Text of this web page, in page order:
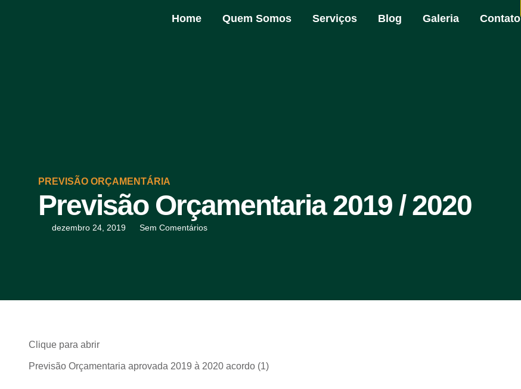
Home Quem Somos Serviços Blog Galeria Contato
PREVISÃO ORÇAMENTÁRIA
Previsão Orçamentaria 2019 / 2020
dezembro 24, 2019 Sem Comentários
Clique para abrir
Previsão Orçamentaria aprovada 2019 à 2020 acordo (1)